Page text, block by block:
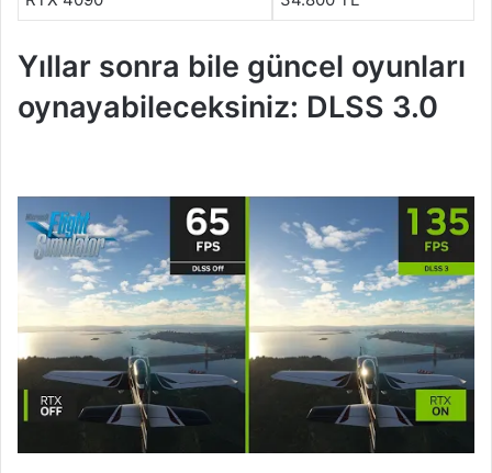
Yıllar sonra bile güncel oyunları
oynayabileceksiniz: DLSS 3.0